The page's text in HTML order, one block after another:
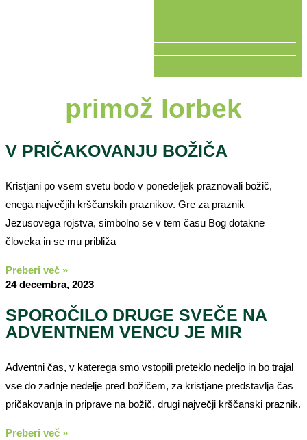
primož lorbek
V PRIČAKOVANJU BOŽIČA
Kristjani po vsem svetu bodo v ponedeljek praznovali božič,
enega največjih krščanskih praznikov. Gre za praznik
Jezusovega rojstva, simbolno se v tem času Bog dotakne
človeka in se mu približa
Preberi več »
24 decembra, 2023
SPOROČILO DRUGE SVEČE NA
ADVENTNEM VENCU JE MIR
Adventni čas, v katerega smo vstopili preteklo nedeljo in bo trajal
vse do zadnje nedelje pred božičem, za kristjane predstavlja čas
pričakovanja in priprave na božič, drugi največji krščanski praznik.
Preberi več »